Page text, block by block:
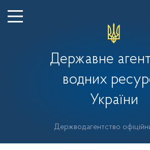
Державне
водних
України
Держводагентство